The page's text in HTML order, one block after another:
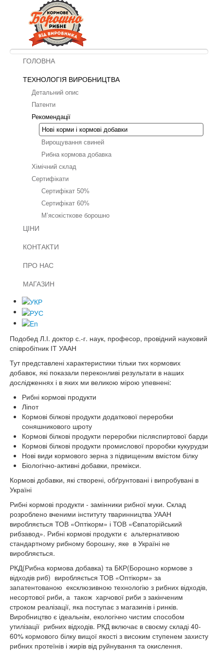
ГОЛОВНА
ТЕХНОЛОГІЯ ВИРОБНИЦТВА
Детальний опис
Патенти
Рекомендації
Нові корми і кормові добавки
Вирощування свиней
Рибна кормова добавка
Хімічний склад
Сертифікати
Сертифікат 50%
Сертифікат 60%
М’ясокісткове борошно
ЦІНИ
КОНТАКТИ
ПРО НАС
МАГАЗИН
Подобед Л.І. доктор с.-г. наук, професор, провідний науковий
співробітник ІТ УААН
Тут представлені характеристики тільки тих кормових
добавок, які показали переконливі результати в наших
дослідженнях і в яких ми великою мірою упевнені:
Рибні кормові продукти
Ліпот
Кормові білкові продукти додаткової переробки
соняшникового шроту
Кормові білкові продукти переробки післяспиртової барди
Кормові білкові продукти промислової проробки кукурудзи
Нові види кормового зерна з підвищеним вмістом білку
Біологічно-активні добавки, премікси.
Кормові добавки, які створені, обґрунтовані і випробувані в
Україні
Рибні кормові продукти - замінники рибної муки. Склад
розроблено вченими інституту тваринництва УААН
виробляється ТОВ «Оптікорм» і ТОВ «Євпаторійський
рибзавод». Рибні кормові продукти є альтернативою
стандартному рибному борошну, яке в Україні не
виробляється.
РКД(Рибна кормова добавка) та БКР(Борошно кормове з
відходів риб) виробляється ТОВ «Оптікорм» за
запатентованою ексклюзивною технологію з рибних відходів,
несортової риби, а також харчової риби з закінченим
строком реалізації, яка поступає з магазинів і ринків.
Виробництво є ідеальнім, екологічно чистим способом
утилізації рибних відходів. РКД включає в своєму складі 40-
60% кормового білку вищої якості з високим ступенем захисту
рибних протеїнів і жирів від руйнування та окислення.